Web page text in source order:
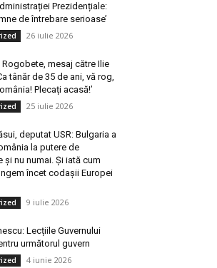
Prezidențiale:
de întrebare serioase’
26 iulie 2026
mesaj către Ilie
tânăr de 35 de ani, vă rog,
Plecați acasă!’
25 iulie 2026
deputat USR: Bulgaria a
la putere de
și nu numai. Și iată cum
încet codașii Europei
9 iulie 2026
Lecțiile Guvernului
următorul guvern
4 iunie 2026